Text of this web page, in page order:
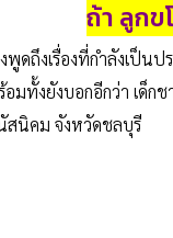
ถ้า ลูกข
พูดถึงเรื่องที่กำลังเป็
ทั้งยังบอกอีกว่า เด็ก
สนิคม จังหวัดชลบุรี